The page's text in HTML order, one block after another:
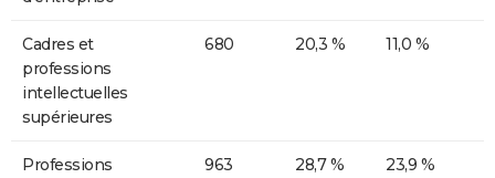
Cadres et
professions
intellectuelles
supérieures
680 20,3 % 11,0 %
Professions
963 28,7 % 23,9 %